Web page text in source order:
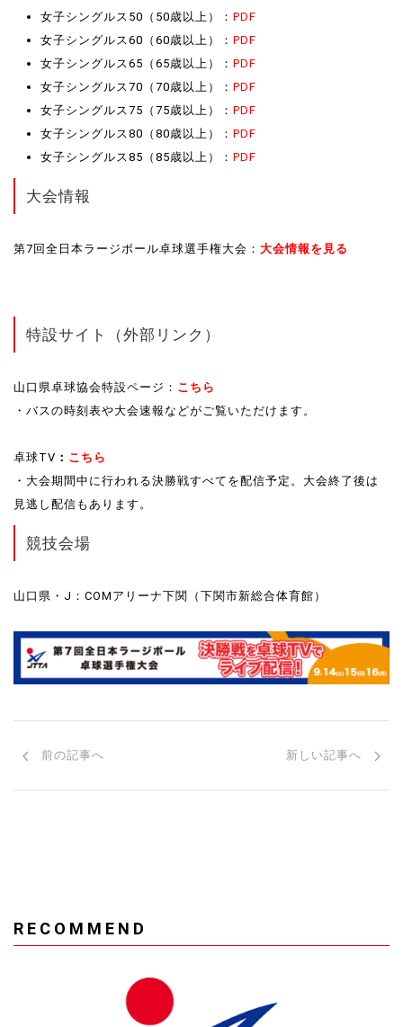
女子シングルス50（50歳以上）： PDF
女子シングルス60（60歳以上）： PDF
女子シングルス65（65歳以上）： PDF
女子シングルス70（70歳以上）： PDF
女子シングルス75（75歳以上）： PDF
女子シングルス80（80歳以上）： PDF
女子シングルス85（85歳以上）： PDF
大会情報
第7回全日本ラージボール卓球選手権大会： 大会情報を見る
特設サイト（外部リンク）
山口県卓球協会特設ページ： こちら
・バスの時刻表や大会速報などがご覧いただけます。
卓球TV ： こちら
・大会期間中に行われる決勝戦すべてを配信予定。大会終了後は
見逃し配信もあります。
競技会場
山口県・J：COMアリーナ下関（下関市新総合体育館）
前の記事へ 新しい記事へ
RECOMMEND